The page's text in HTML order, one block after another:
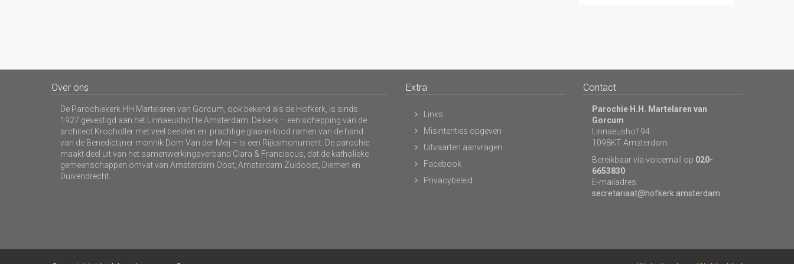
Over ons
De Parochiekerk HH Martelaren van Gorcum, ook bekend als de Hofkerk, is sinds
1927 gevestigd aan het Linnaeushof te Amsterdam. De kerk – een schepping van de
architect Kropholler met veel beelden en prachtige glas-in-lood ramen van de hand
van de Benedictijner monnik Dom Van der Meij – is een Rijksmonument. De parochie
maakt deel uit van het samenwerkingsverband Clara & Franciscus, dat de katholieke
gemeenschappen omvat van Amsterdam Oost, Amsterdam Zuidoost, Diemen en
Duivendrecht.
Extra
Links
Misintenties opgeven
Uitvaarten aanvragen
Facebook
Privacybeleid
Contact
Parochie H.H. Martelaren van
Gorcum
Linnaeushof 94
1098KT Amsterdam
Bereikbaar via voicemail op 020-
6653830
E-mailadres:
secretariaat@hofkerk.amsterdam